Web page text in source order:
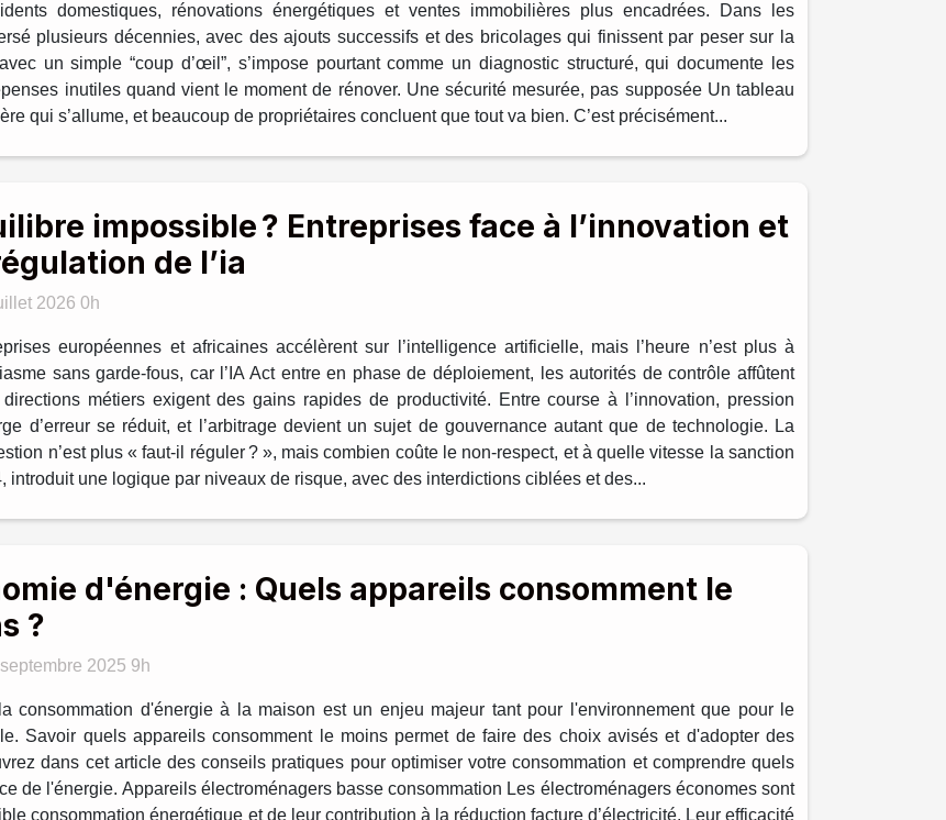
domestiques, rénovations énergétiques et ventes immobilières plus encadrées. Dans les
plusieurs décennies, avec des ajouts successifs et des bricolages qui finissent par peser sur la
un simple “coup d’œil”, s’impose pourtant comme un diagnostic structuré, qui documente les
inutiles quand vient le moment de rénover. Une sécurité mesurée, pas supposée Un tableau
qui s’allume, et beaucoup de propriétaires concluent que tout va bien. C’est précisément...
impossible ? Entreprises face à l’innovation et
de l’ia
2026 0h
européennes et africaines accélèrent sur l’intelligence artificielle, mais l’heure n’est plus à
sans garde-fous, car l’IA Act entre en phase de déploiement, les autorités de contrôle affûtent
métiers exigent des gains rapides de productivité. Entre course à l’innovation, pression
d’erreur se réduit, et l’arbitrage devient un sujet de gouvernance autant que de technologie. La
n’est plus « faut-il réguler ? », mais combien coûte le non-respect, et à quelle vitesse la sanction
introduit une logique par niveaux de risque, avec des interdictions ciblées et des...
d'énergie : Quels appareils consomment le
?
2025 9h
consommation d'énergie à la maison est un enjeu majeur tant pour l'environnement que pour le
Savoir quels appareils consomment le moins permet de faire des choix avisés et d'adopter des
dans cet article des conseils pratiques pour optimiser votre consommation et comprendre quels
de l'énergie. Appareils électroménagers basse consommation Les électroménagers économes sont
consommation énergétique et de leur contribution à la réduction facture d’électricité. Leur efficacité